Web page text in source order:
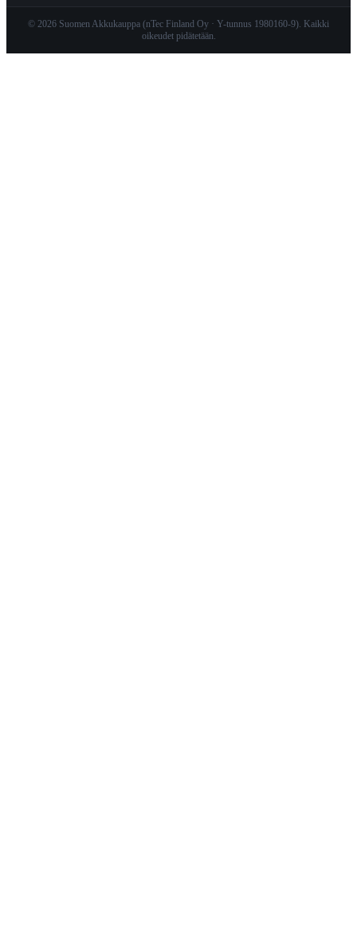
© 2026 Suomen Akkukauppa (nTec Finland Oy · Y-tunnus 1980160-9). Kaikki
oikeudet pidätetään.